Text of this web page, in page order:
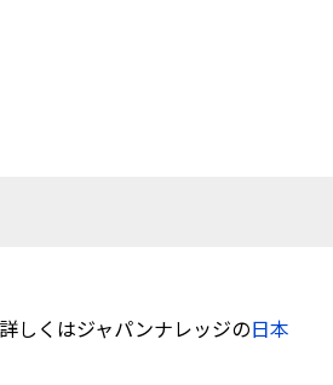
しくはジャパンナレッジの日本